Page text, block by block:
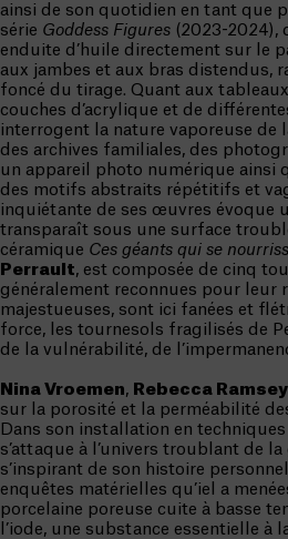
ainsi de son quotidien en tant que
série Goddess Figures (2023-2024),
enduite d’huile directement sur le
aux jambes et aux bras distendus,
foncé du tirage. Quant aux
couches d’acrylique et de
interrogent la nature vaporeuse de
des archives familiales, des
un appareil photo numérique ainsi
des motifs abstraits répétitifs et
inquiétante de ses œuvres évoque
transparaît sous une surface
céramique Ces géants qui se
Perrault, est composée de cinq
généralement reconnues pour
majestueuses, sont ici fanées et
force, les tournesols fragilisés de
de la vulnérabilité, de
Nina Vroemen, Rebecca Ramsey
sur la porosité et la perméabilité
Dans son installation en
s’attaque à l’univers troublant de
s’inspirant de son histoire
enquêtes matérielles qu’iel a
porcelaine poreuse cuite à basse
l’iode, une substance essentielle